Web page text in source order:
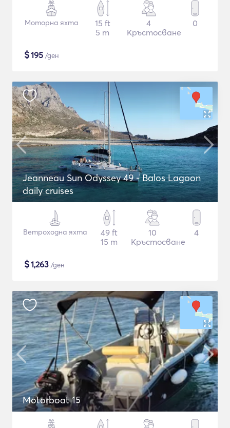
Моторна яхта
15 ft
5 m
4
Кръстосване
0
$195 /ден
Jeanneau Sun Odyssey 49 - Balos Lagoon
daily cruises
Ветроходна яхта
49 ft
15 m
10
Кръстосване
4
$1,263 /ден
Motorboat 15